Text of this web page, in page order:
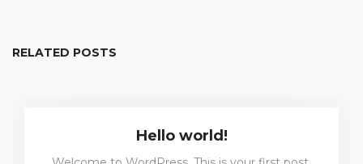
RELATED POSTS
Hello world!